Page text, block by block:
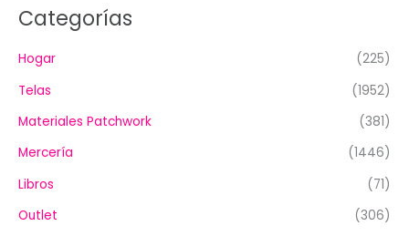
Categorías
Hogar
(225)
Telas
(1952)
Materiales Patchwork
(381)
Mercería
(1446)
Libros
(71)
Outlet
(306)